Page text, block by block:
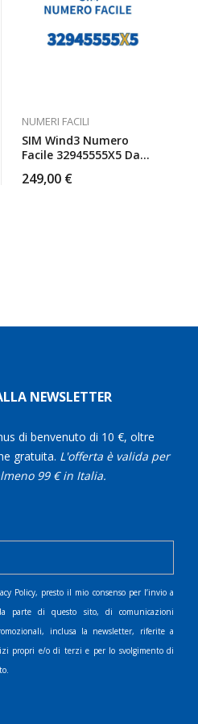
NUMERI FACILI
SIM Wind3 Numero
Facile 32945555X5 Da
249,00 €
NEWSLETTER
di benvenuto di 10 €, oltre
gratuita. L'offerta è valida per
99 € in Italia.
Policy, presto il mio consenso per l’invio a
parte di questo sito, di comunicazioni
inclusa la newsletter, riferite a
propri e/o di terzi e per lo svolgimento di